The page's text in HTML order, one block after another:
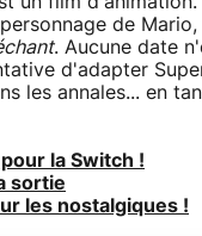
de
. Aucune date
d'adapter
les annales... en
la Switch !
sortie
les nostalgiques !